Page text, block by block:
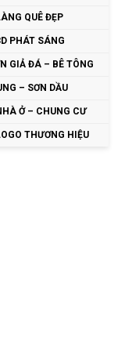
QUÊ ĐẸP
PHÁT SÁNG
GIẢ ĐÁ – BÊ TÔNG
– SƠN DẦU
Ở – CHUNG CƯ
THƯƠNG HIỆU